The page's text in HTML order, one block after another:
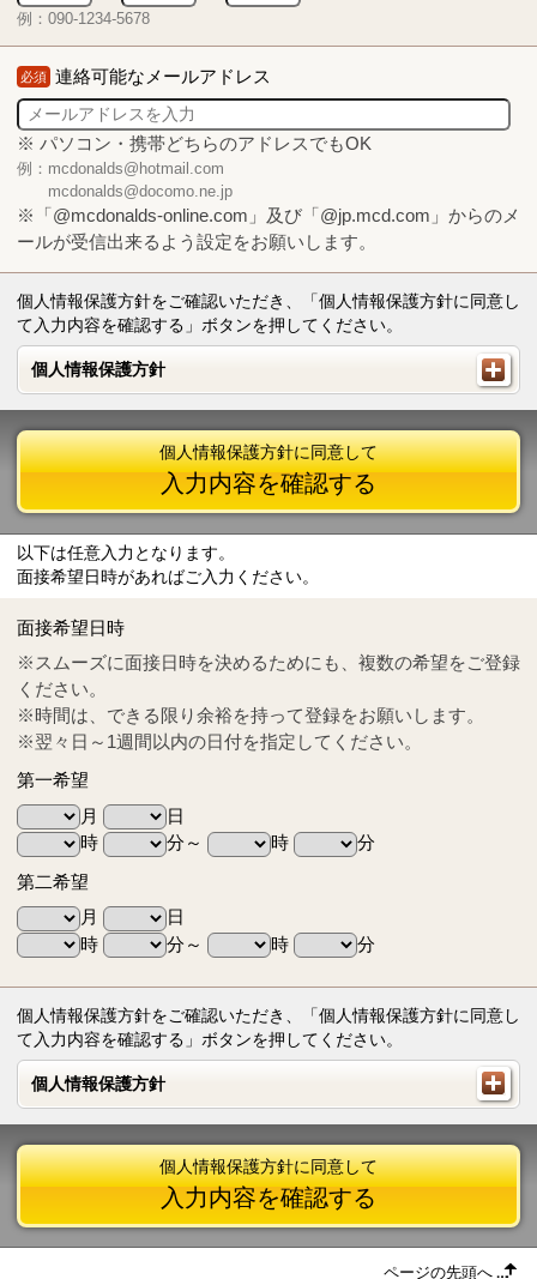
例：090-1234-5678
必須 連絡可能なメールアドレス
※ パソコン・携帯どちらのアドレスでもOK
例：mcdonalds@hotmail.com
mcdonalds@docomo.ne.jp
※「@mcdonalds-online.com」及び「@jp.mcd.com」からのメ
ールが受信出来るよう設定をお願いします。
個人情報保護方針をご確認いただき、「個人情報保護方針に同意し
て入力内容を確認する」ボタンを押してください。
個人情報保護方針
個人情報保護方針
Tel
0570-55-0314
個人情報保護方針に同意して
入力内容を確認する
以下は任意入力となります。
面接希望日時があればご入力ください。
面接希望日時
※スムーズに面接日時を決めるためにも、複数の希望をご登録
ください。
※時間は、できる限り余裕を持って登録をお願いします。
※翌々日～1週間以内の日付を指定してください。
第一希望
月
日
時
分～ 時
分
第二希望
月
日
時
分～ 時 分
個人情報保護方針をご確認いただき、「個人情報保護方針に同意し
て入力内容を確認する」ボタンを押してください。
個人情報保護方針
個人情報保護方針
個人情報保護方針に同意して
入力内容を確認する
ページの先頭へ